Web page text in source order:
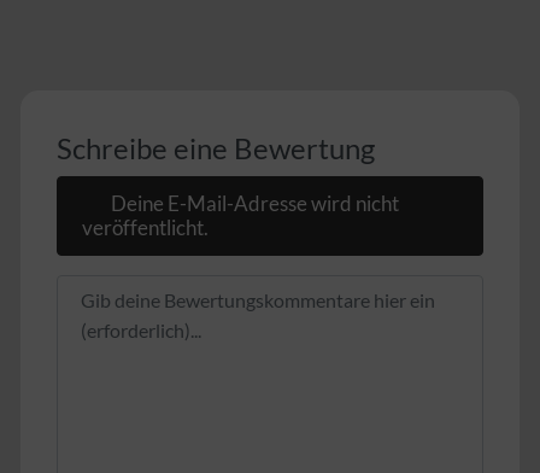
Schreibe eine Bewertung
Deine E-Mail-Adresse wird nicht
veröffentlicht.